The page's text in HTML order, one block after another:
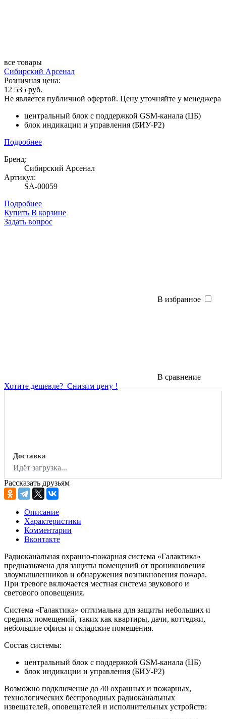
все товары
Сибирский Арсенал
Розничная цена:
12 535 руб.
Не является публичной офертой. Цену уточняйте у менеджера
центральный блок с поддержкой GSM-канала (ЦБ)
блок индикации и управления (БИУ-Р2)
Подробнее
Бренд:
Сибирский Арсенал
Артикул:
SA-00059
Подробнее
Купить В корзине
Задать вопрос
В избранное
В сравнение
Хотите дешевле? Снизим цену !
Доставка
Идёт загрузка...
Рассказать друзьям
Описание
Характеристики
Комментарии
Вконтакте
Радиоканальная охранно-пожарная система «Галактика»
предназначена для защиты помещений от проникновения
злоумышленников и обнаружения возникновения пожара.
При тревоге включается местная система звукового и
светового оповещения.
Система «Галактика» оптимальна для защиты небольших и
средних помещений, таких как квартиры, дачи, коттеджи,
небольшие офисы и складские помещения.
Состав системы:
центральный блок с поддержкой GSM-канала (ЦБ)
блок индикации и управления (БИУ-Р2)
Возможно подключение до 40 охранных и пожарных,
технологических беспроводных радиоканальных
извещателей, оповещателей и исполнительных устройств: